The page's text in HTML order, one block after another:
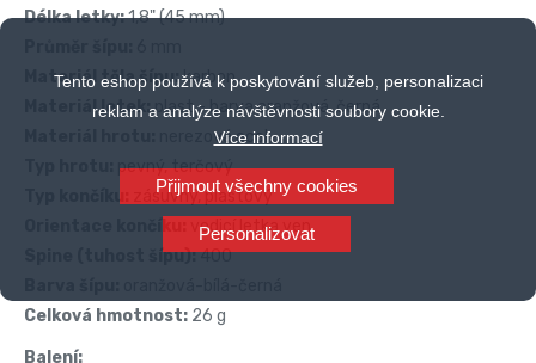
Tento eshop používá k poskytování služeb, personalizaci
reklam a analýze návštěvnosti soubory cookie.
Více informací
Přijmout všechny cookies
Personalizovat
Délka letky:1,8" (45 mm)
Materiál těla šípu:karbon
Materiál letek:plast - barva oranžová, černá
nerezová ocel
pevný, terčový
zásuvný, plastový
vodicí letka ven
Spine (tuhost šípu):400
Celková hmotnost: 26 g
Balení: